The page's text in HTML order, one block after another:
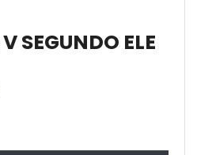
SEGUNDO ELE